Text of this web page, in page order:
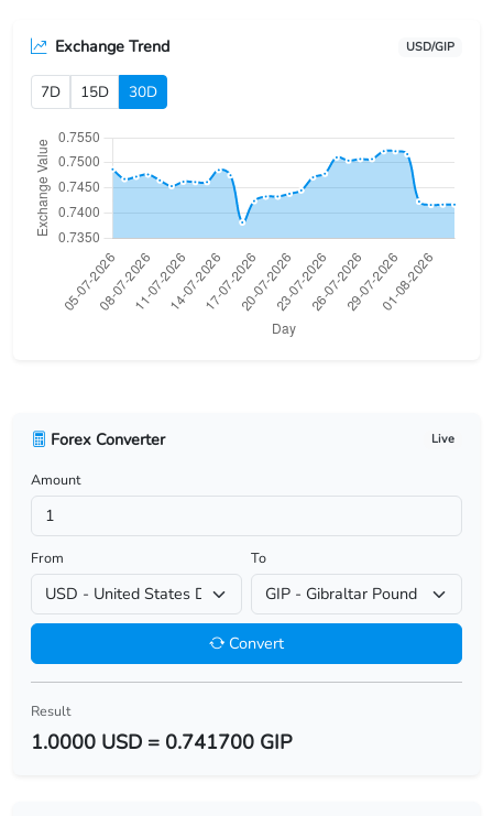
USD/BDT
USD/BGN
USD/BHD
USD/BIF
USD/BMD
USD/BSD
USD/BWP
USD/BZD
Exchange Trend USD/GIP
7D 15D 30D
Forex Converter Live
Amount
From To
Convert
Result
1.0000 USD = 0.741700 GIP